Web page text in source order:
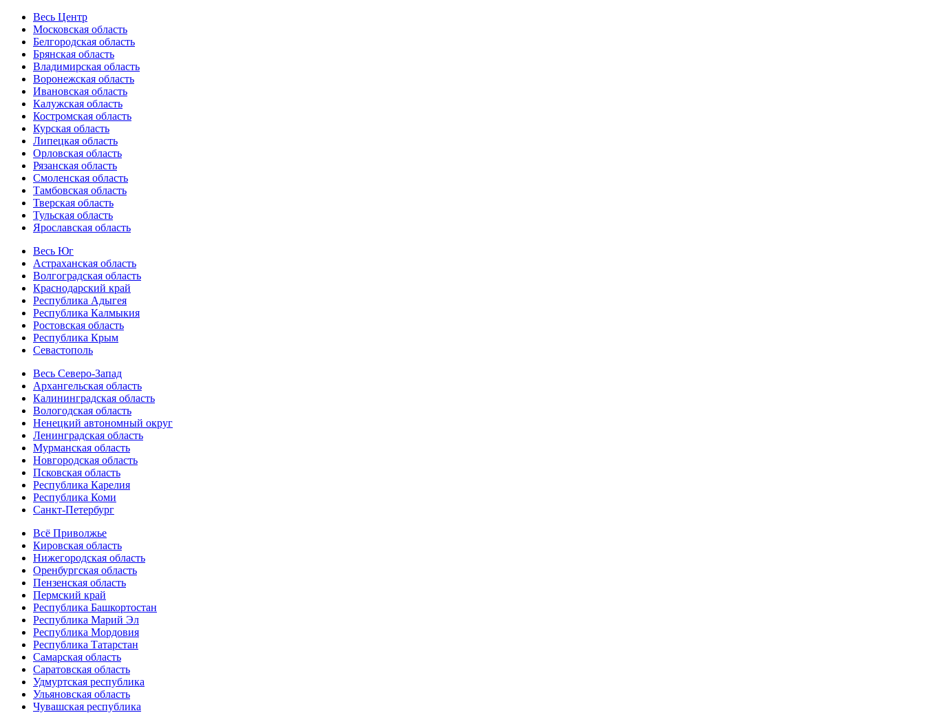
Весь Центр
Московская область
Белгородская область
Брянская область
Владимирская область
Воронежская область
Ивановская область
Калужская область
Костромская область
Курская область
Липецкая область
Орловская область
Рязанская область
Смоленская область
Тамбовская область
Тверская область
Тульская область
Ярославская область
Весь Юг
Астраханская область
Волгоградская область
Краснодарский край
Республика Адыгея
Республика Калмыкия
Ростовская область
Республика Крым
Севастополь
Весь Северо-Запад
Архангельская область
Калининградская область
Вологодская область
Ненецкий автономный округ
Ленинградская область
Мурманская область
Новгородская область
Псковская область
Республика Карелия
Республика Коми
Санкт-Петербург
Всё Приволжье
Кировская область
Нижегородская область
Оренбургская область
Пензенская область
Пермский край
Республика Башкортостан
Республика Марий Эл
Республика Мордовия
Республика Татарстан
Самарская область
Саратовская область
Удмуртская республика
Ульяновская область
Чувашская республика